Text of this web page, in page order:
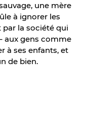
une mère
à ignorer les
par la société qui
aux gens comme
à ses enfants, et
de bien.